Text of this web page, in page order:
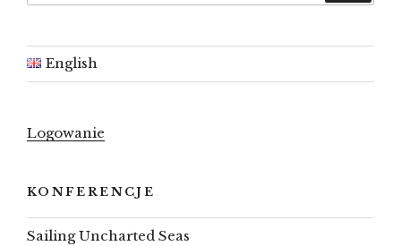
English
Logowanie
KONFERENCJE
Sailing Uncharted Seas